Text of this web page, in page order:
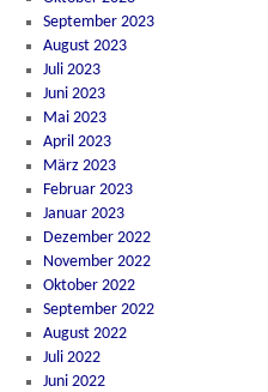
September 2023
August 2023
Juli 2023
Juni 2023
Mai 2023
April 2023
März 2023
Februar 2023
Januar 2023
Dezember 2022
November 2022
Oktober 2022
September 2022
August 2022
Juli 2022
Juni 2022